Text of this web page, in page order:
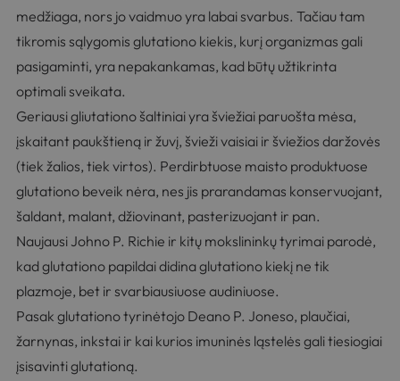
medžiaga, nors jo vaidmuo yra labai svarbus. Tačiau tam
tikromis sąlygomis glutationo kiekis, kurį organizmas gali
pasigaminti, yra nepakankamas, kad būtų užtikrinta
optimali sveikata.
Geriausi gliutationo šaltiniai yra šviežiai paruošta mėsa,
įskaitant paukštieną ir žuvį, švieži vaisiai ir šviežios daržovės
(tiek žalios, tiek virtos). Perdirbtuose maisto produktuose
glutationo beveik nėra, nes jis prarandamas konservuojant,
šaldant, malant, džiovinant, pasterizuojant ir pan.
NaujausiJohno P. Richie ir kitų mokslininkų tyrimai parodė,
kad glutationo papildai didina glutationo kiekį ne tik
plazmoje, bet ir svarbiausiuose audiniuose.
Pasak glutationo tyrinėtojoDeano P. Joneso, plaučiai,
žarnynas, inkstai ir kai kurios imuninės ląstelės gali tiesiogiai
įsisavinti glutationą.